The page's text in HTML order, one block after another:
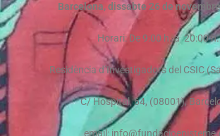
Barcelona, dissabte 26 de
Horari: De 9:00 h. a 20:00 h.
Residència d’Investigadors del CSIC
C/ Hospital, 64, (08001),
email: